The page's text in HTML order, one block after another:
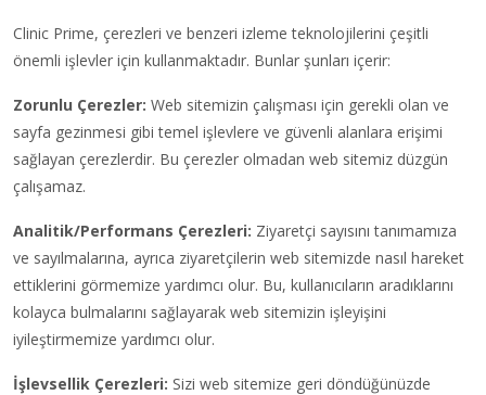
Clinic Prime, çerezleri ve benzeri izleme teknolojilerini çeşitli
önemli işlevler için kullanmaktadır. Bunlar şunları içerir:
Zorunlu Çerezler: Web sitemizin çalışması için gerekli olan ve
sayfa gezinmesi gibi temel işlevlere ve güvenli alanlara erişimi
sağlayan çerezlerdir. Bu çerezler olmadan web sitemiz düzgün
çalışamaz.
Analitik/Performans Çerezleri: Ziyaretçi sayısını tanımamıza
ve sayılmalarına, ayrıca ziyaretçilerin web sitemizde nasıl hareket
ettiklerini görmemize yardımcı olur. Bu, kullanıcıların aradıklarını
kolayca bulmalarını sağlayarak web sitemizin işleyişini
iyileştirmemize yardımcı olur.
İşlevsellik Çerezleri: Sizi web sitemize geri döndüğünüzde